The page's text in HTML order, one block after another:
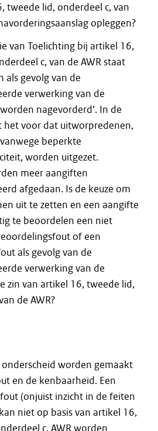
tweede lid, onderdeel c, van
opleggen?
van Toelichting bij artikel 16,
c, van de AWR staat
als gevolg van de
verwerking van de
nagevorderd’. In de
het voor dat uitworpredenen,
beperkte
worden uitgezet.
meer aangiften
afgedaan. Is de keuze om
uit te zetten en een aangifte
te beoordelen een niet
of een
als gevolg van de
verwerking van de
zin van artikel 16, tweede lid,
de AWR?
onderscheid worden gemaakt
en de kenbaarheid. Een
(onjuist inzicht in de feiten
niet op basis van artikel 16,
c, AWR worden